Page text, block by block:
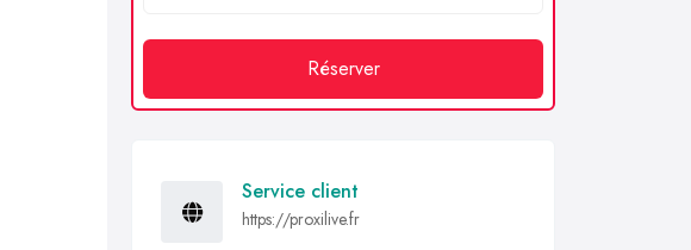
Réserver
Service client
https://proxilive.fr